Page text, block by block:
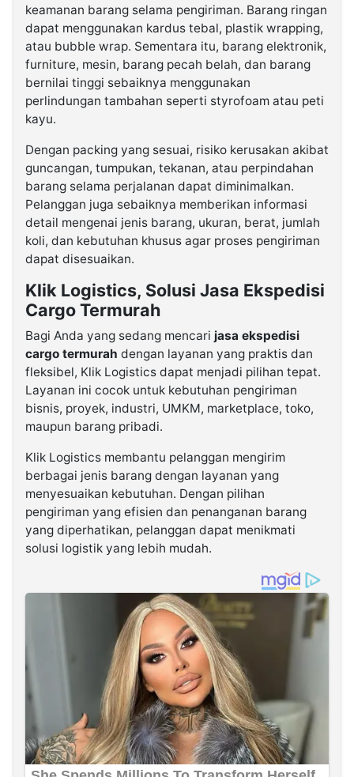
keamanan barang selama pengiriman. Barang ringan
dapat menggunakan kardus tebal, plastik wrapping,
atau bubble wrap. Sementara itu, barang elektronik,
furniture, mesin, barang pecah belah, dan barang
bernilai tinggi sebaiknya menggunakan
perlindungan tambahan seperti styrofoam atau peti
kayu.
Dengan packing yang sesuai, risiko kerusakan akibat
guncangan, tumpukan, tekanan, atau perpindahan
barang selama perjalanan dapat diminimalkan.
Pelanggan juga sebaiknya memberikan informasi
detail mengenai jenis barang, ukuran, berat, jumlah
koli, dan kebutuhan khusus agar proses pengiriman
dapat disesuaikan.
Klik Logistics, Solusi Jasa Ekspedisi
Cargo Termurah
Bagi Anda yang sedang mencari jasa ekspedisi
cargo termurah dengan layanan yang praktis dan
fleksibel, Klik Logistics dapat menjadi pilihan tepat.
Layanan ini cocok untuk kebutuhan pengiriman
bisnis, proyek, industri, UMKM, marketplace, toko,
maupun barang pribadi.
Klik Logistics membantu pelanggan mengirim
berbagai jenis barang dengan layanan yang
menyesuaikan kebutuhan. Dengan pilihan
pengiriman yang efisien dan penanganan barang
yang diperhatikan, pelanggan dapat menikmati
solusi logistik yang lebih mudah.